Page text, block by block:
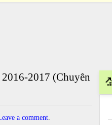
2017 (Chuyên
a comment